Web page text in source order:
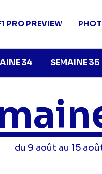
34 SEMAINE 35
PRO PREVIEW
du 9 août au 15